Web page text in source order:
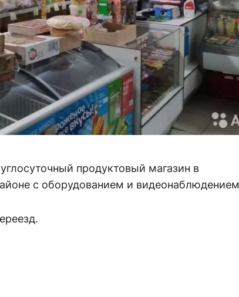
продуктовый магазин в
с оборудованием и